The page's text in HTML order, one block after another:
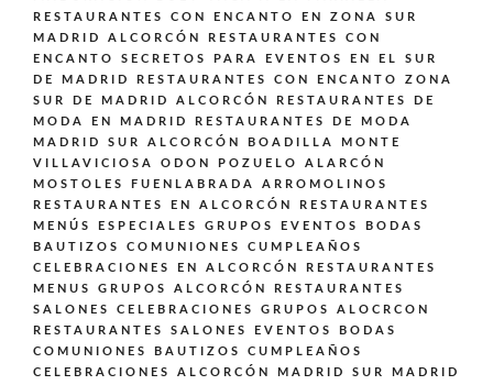
RESTAURANTES CON ENCANTO EN ZONA SUR
MADRID ALCORCÓN
RESTAURANTES CON
ENCANTO SECRETOS PARA EVENTOS EN EL SUR
DE MADRID
RESTAURANTES CON ENCANTO ZONA
SUR DE MADRID ALCORCÓN
RESTAURANTES DE
MODA EN MADRID
RESTAURANTES DE MODA
MADRID SUR ALCORCÓN BOADILLA MONTE
VILLAVICIOSA ODON POZUELO ALARCÓN
MOSTOLES FUENLABRADA ARROMOLINOS
RESTAURANTES EN ALCORCÓN
RESTAURANTES
MENÚS ESPECIALES GRUPOS EVENTOS BODAS
BAUTIZOS COMUNIONES CUMPLEAÑOS
CELEBRACIONES EN ALCORCÓN
RESTAURANTES
MENUS GRUPOS ALCORCÓN
RESTAURANTES
SALONES CELEBRACIONES GRUPOS ALOCRCON
RESTAURANTES SALONES EVENTOS BODAS
COMUNIONES BAUTIZOS CUMPLEAÑOS
CELEBRACIONES ALCORCÓN MADRID SUR MADRID